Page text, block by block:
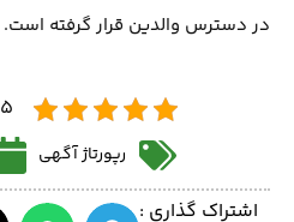
در دسترس والدین قرار گرفته است.
5/5
رپورتاژ آگهی
اشتراک گذاری :